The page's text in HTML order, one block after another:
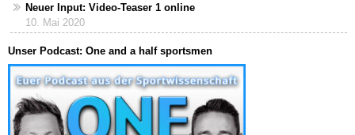
Neuer Input: Video-Teaser 1 online
10. Mai 2020
Unser Podcast: One and a half sportsmen